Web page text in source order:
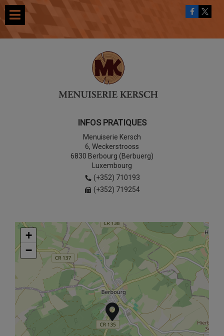
INFOS PRATIQUES
Menuiserie Kersch
6, Weckerstrooss
6830 Berbourg (Berbuerg)
Luxembourg
(+352) 710193
(+352) 719254
+
−
+
−